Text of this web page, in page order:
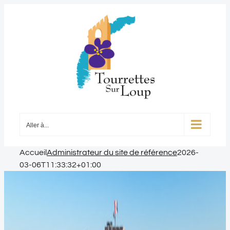
Aller à...
AccueilAdministrateur du site de référence2026-
03-06T11:33:32+01:00